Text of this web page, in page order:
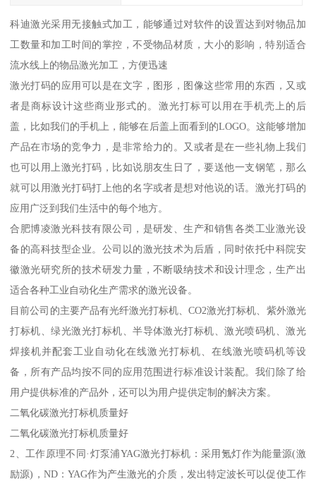
科迪激光采用无接触式加工，能够通过对软件的设置达到对物品加
工数量和加工时间的掌控，不受物品材质，大小的影响，特别适合
流水线上的物品激光加工，方便迅速
激光打码的应用可以是在文字，图形，图像这些常用的东西，又或
者是商标设计这些商业形式的。激光打标可以用在手机壳上的后
盖，比如我们的手机上，能够在后盖上面看到的LOGO。这能够增加
产品在市场的竞争力，是非常给力的。又或者是在一些礼物上我们
也可以用上激光打码，比如说朋友生日了，要送他一支钢笔，那么
就可以用激光打码打上他的名字或者是想对他说的话。激光打码的
应用广泛到我们生活中的每个地方。
合肥博凌激光科技有限公司，是研发、生产和销售各类工业激光设
备的高科技型企业。公司以的激光技术为后盾，同时依托中科院安
徽激光研究所的技术研发力量，不断吸纳技术和设计理念，生产出
适合各种工业自动化生产需求的激光设备。
目前公司的主要产品有光纤激光打标机、CO2激光打标机、紫外激光
打标机、绿光激光打标机、半导体激光打标机、激光喷码机、激光
焊接机并配套工业自动化在线激光打标机、在线激光喷码机等设
备，所有产品均按不同的应用范围进行标准设计装配。我们除了给
用户提供标准的产品外，还可以为用户提供定制的解决方案。
二氧化碳激光打标机质量好
二氧化碳激光打标机质量好
2、工作原理不同·灯泵浦YAG激光打标机：采用氪灯作为能量源(激
励源)，ND：YAG作为产生激光的介质，发出特定波长可以促使工作